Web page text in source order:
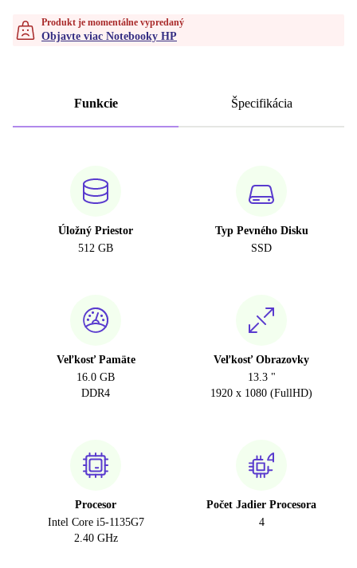
Produkt je momentálne vypredaný
Objavte viac Notebooky HP
Funkcie Špecifikácia
Úložný Priestor
512 GB
Typ Pevného Disku
SSD
Veľkosť Pamäte
16.0 GB
DDR4
Veľkosť Obrazovky
13.3 "
1920 x 1080 (FullHD)
Procesor
Intel Core i5-1135G7
2.40 GHz
Počet Jadier Procesora
4